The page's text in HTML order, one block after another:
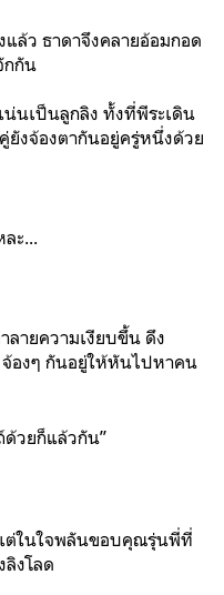
ล้ว ธาดาจึงคลายอ้อมกอด
กกัน
น่นเป็นลูกลิง ทั้งที่พีระเดิน
ยังจ้องตากันอยู่ครู่หนึ่งด้วย
ะ...
ลายความเงียบขึ้น ดึง
องๆ กันอยู่ให้หันไปหาคน
ด้วยก็แล้วกัน”
ต่ในใจพลันขอบคุณรุ่นพี่ที่
งโลด